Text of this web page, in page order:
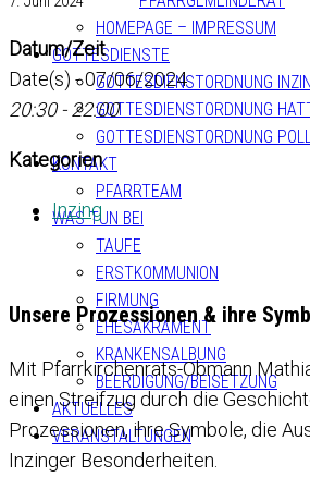
HOMEPAGE – IMPRESSUM
GOTTESDIENSTE
GOTTESDIENSTORDNUNG
GOTTESDIENSTORDNUNG
GOTTESDIENSTORDNUNG
KONTAKT
PFARRTEAM
WAS TUN BEI
TAUFE
ERSTKOMMUNION
FIRMUNG
EHESAKRAMENT
KRANKENSALBUNG
BEERDIGUNG/BEISETZUNG
AKTUELLES
VERANSTALTUNGEN
Datum/Zeit
Date(s) - 07/06/2024
20:30 - 22:00
Kategorien
Inzing
Unsere Prozessionen & ihre
Mit Pfarrkirchenrats-Obmann
einen Streifzug durch die
Prozessionen, ihre Symbole, die
Inzinger Besonderheiten.